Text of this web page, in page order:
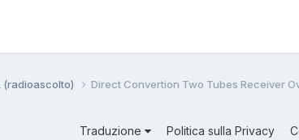
(radioascolto) Direct Convertion Two Tubes Receiver
Traduzione Politica sulla Privacy